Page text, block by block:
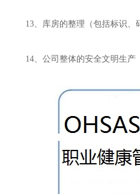
13、库房的整理（包括标识、
14、公司整体的安全文明生产